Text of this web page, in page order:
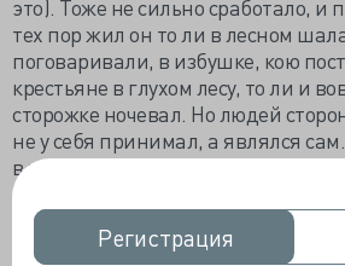
Регистрация
Регистрация
это). Тоже не сильно сработало, и
тех пор жил он то ли в лесном
поговаривали, в избушке, кою
крестьяне в глухом лесу, то ли и
сторожке ночевал. Но людей
не у себя принимал, а являлся
в тот дом, куда вскоре смерть
Однажды, зимой 1811 года,
подкармливали юродивого
то, что-де одежка у него не по